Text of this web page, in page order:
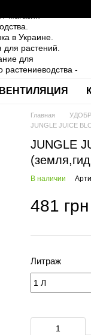
ВЕНТИЛЯЦИЯ
Главная
JUNGLE JUICE
JUNGLE
В наличии
481 грн
Литраж